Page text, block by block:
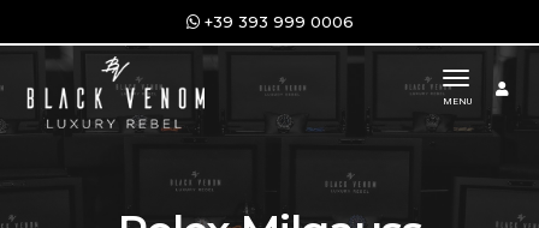
+39 393 999 0006
toggle
MENU